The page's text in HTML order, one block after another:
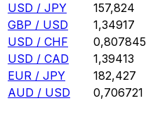
USD / JPY
157,824
GBP / USD
1,34917
USD / CHF
0,807845
USD / CAD
1,39413
EUR / JPY
182,427
AUD / USD
0,706721